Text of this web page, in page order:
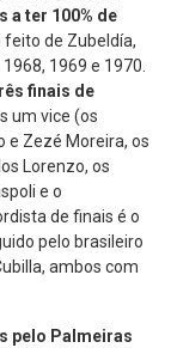
a ter 100% de
feito de Zubeldía,
1969 e 1970.
finais de
um vice (os
e Zezé Moreira, os
Lorenzo, os
e o
de finais é o
pelo brasileiro
ambos com
pelo Palmeiras